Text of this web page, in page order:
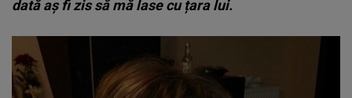
dată aș fi zis să mă lase cu țara lui.